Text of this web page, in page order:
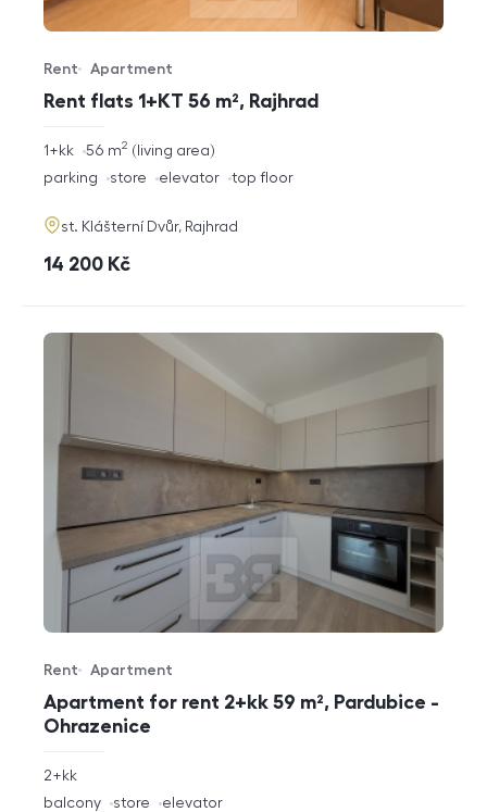
Rent flats 1+KT 56 m², Rajhrad
Offer type
Rent
Property type
Apartment
rozměry
disposition
1+kk living area
56 m2
funkce
parking store elevator top floor
adresa
st. Klášterní Dvůr, Rajhrad
cena
14 200 Kč
Apartment for rent 2+kk 59 m², Pardubice -
Ohrazenice
Offer type
Rent
Property type
Apartment
rozměry
disposition
2+kk
funkce
balcony store elevator